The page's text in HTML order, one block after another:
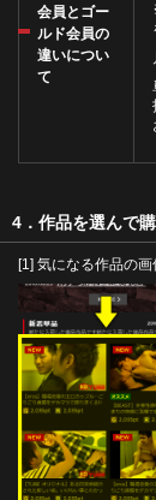
会員とゴー
ルド会員の
違いについ
て
4．作品を選んで
[1] 気になる作品の